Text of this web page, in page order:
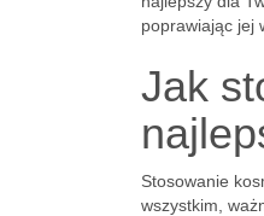
poprawiając jej
Jak
Stosowanie
wszystkim,